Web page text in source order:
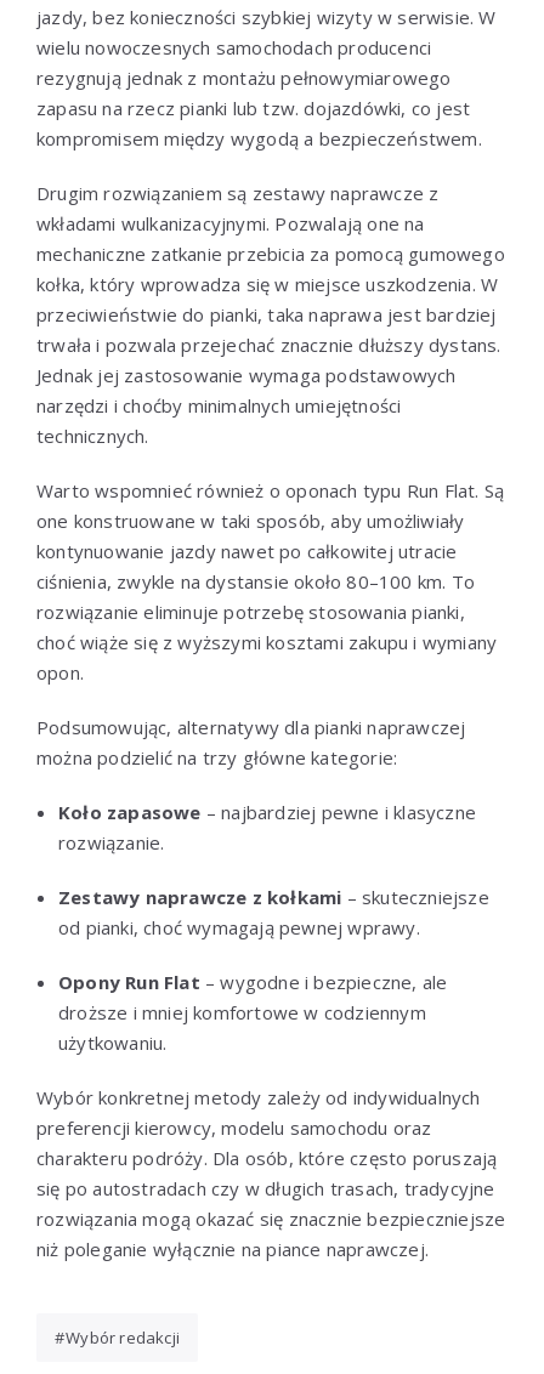
jazdy, bez konieczności szybkiej wizyty w serwisie. W
wielu nowoczesnych samochodach producenci
rezygnują jednak z montażu pełnowymiarowego
zapasu na rzecz pianki lub tzw. dojazdówki, co jest
kompromisem między wygodą a bezpieczeństwem.
Drugim rozwiązaniem są zestawy naprawcze z
wkładami wulkanizacyjnymi. Pozwalają one na
mechaniczne zatkanie przebicia za pomocą gumowego
kołka, który wprowadza się w miejsce uszkodzenia. W
przeciwieństwie do pianki, taka naprawa jest bardziej
trwała i pozwala przejechać znacznie dłuższy dystans.
Jednak jej zastosowanie wymaga podstawowych
narzędzi i choćby minimalnych umiejętności
technicznych.
Warto wspomnieć również o oponach typu Run Flat. Są
one konstruowane w taki sposób, aby umożliwiały
kontynuowanie jazdy nawet po całkowitej utracie
ciśnienia, zwykle na dystansie około 80–100 km. To
rozwiązanie eliminuje potrzebę stosowania pianki,
choć wiąże się z wyższymi kosztami zakupu i wymiany
opon.
Podsumowując, alternatywy dla pianki naprawczej
można podzielić na trzy główne kategorie:
Koło zapasowe – najbardziej pewne i klasyczne
rozwiązanie.
Zestawy naprawcze z kołkami – skuteczniejsze
od pianki, choć wymagają pewnej wprawy.
Opony Run Flat – wygodne i bezpieczne, ale
droższe i mniej komfortowe w codziennym
użytkowaniu.
Wybór konkretnej metody zależy od indywidualnych
preferencji kierowcy, modelu samochodu oraz
charakteru podróży. Dla osób, które często poruszają
się po autostradach czy w długich trasach, tradycyjne
rozwiązania mogą okazać się znacznie bezpieczniejsze
niż poleganie wyłącznie na piance naprawczej.
Wybór redakcji